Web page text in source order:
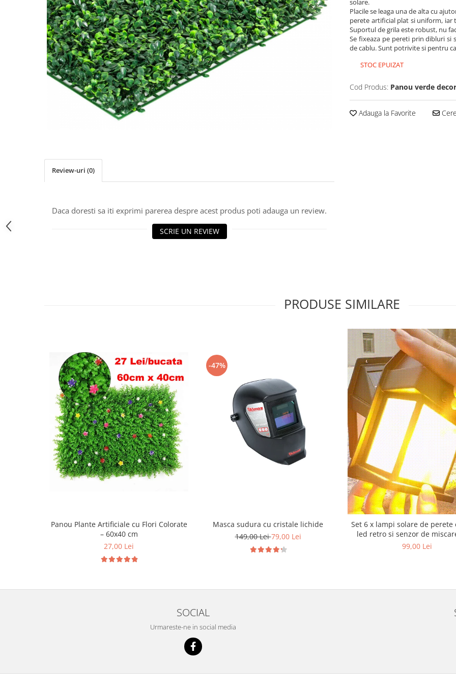
Accesorii Auto
Trimmere electrice
Bormasini cu acumulator
Mini drujbe cu acumulator
Accesorii motocoasa
Aparate de sudura
Pompe si hidrofoare
Storcatoare
Decoratiuni
Friteuze cu aer cald
Decoratiuni Craciun
Articole bucatarie
solare.
Placile se leaga una de alta cu
perete artificial plat si uniform,
Suportul de grila este robust, nu
Se fixeaza pe pereti prin dibluri
de cablu. Sunt potrivite si pentru
STOC EPUIZAT
Cod Produs: Panou verde
Adauga la Favorite
Review-uri (0)
Daca doresti sa iti exprimi parerea despre acest produs poti adauga un review.
SCRIE UN REVIEW
PRODUSE SIMILARE
Panou Plante Artificiale cu Flori Colorate
– 60x40 cm
27,00 Lei
-47%
Masca sudura cu cristale lichide
149,00 Lei79,00 Lei
Set 6 x lampi solare de perete
led retro si senzor de
99,00 Lei
SOCIAL
Urmareste-ne in social media